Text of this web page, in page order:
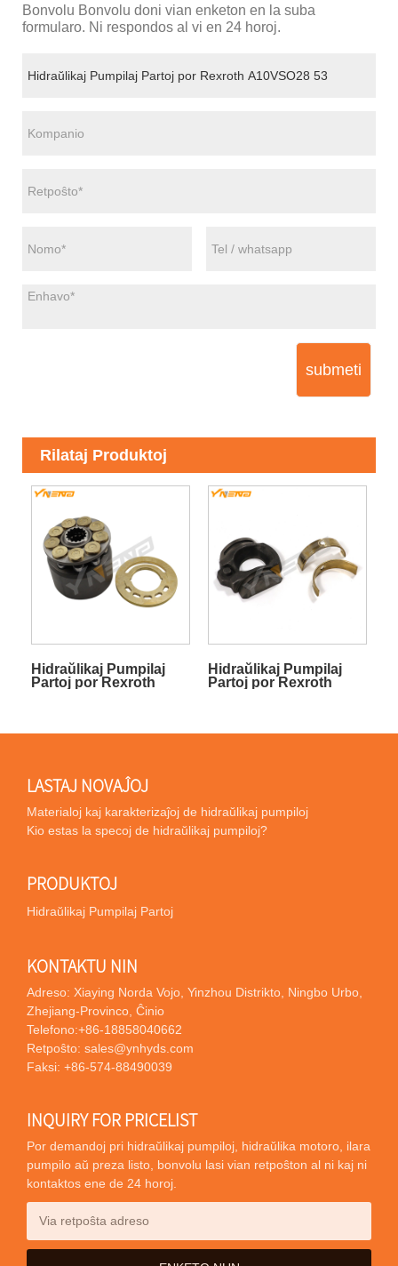
Bonvolu Bonvolu doni vian enketon en la suba
formularo. Ni respondos al vi en 24 horoj.
submeti
Rilataj Produktoj
Hidraŭlikaj Pumpilaj
Partoj por Rexroth
Hidraŭlikaj Pumpilaj
Partoj por Rexroth
LASTAJ NOVAĴOJ
Materialoj kaj karakterizaĵoj de hidraŭlikaj pumpiloj
Kio estas la specoj de hidraŭlikaj pumpiloj?
PRODUKTOJ
Hidraŭlikaj Pumpilaj Partoj
KONTAKTU NIN
Adreso: Xiaying Norda Vojo, Yinzhou Distrikto, Ningbo Urbo,
Zhejiang-Provinco, Ĉinio
Telefono:+86-18858040662
Retpoŝto: sales@ynhyds.com
Faksi: +86-574-88490039
INQUIRY FOR PRICELIST
Por demandoj pri hidraŭlikaj pumpiloj, hidraŭlika motoro, ilara
pumpilo aŭ preza listo, bonvolu lasi vian retpoŝton al ni kaj ni
kontaktos ene de 24 horoj.